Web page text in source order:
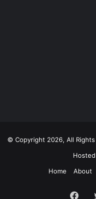
© Copyright 2026, All
Home
About